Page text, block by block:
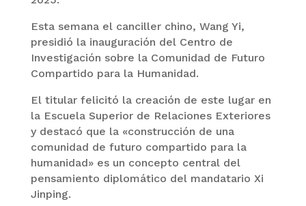
Esta semana el canciller chino, Wang Yi,
presidió la inauguración del Centro de
Investigación sobre la Comunidad de Futuro
Compartido para la Humanidad.
El titular felicitó la creación de este lugar en
la Escuela Superior de Relaciones Exteriores
y destacó que la «construcción de una
comunidad de futuro compartido para la
humanidad» es un concepto central del
pensamiento diplomático del mandatario Xi
Jinping.